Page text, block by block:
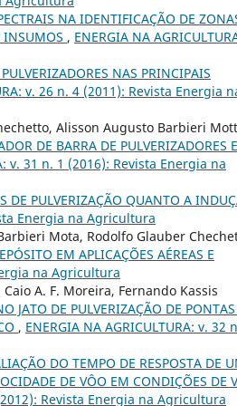
NA IDENTIFICAÇÃO DE
INSUMOS , ENERGIA NA
NAS PRINCIPAIS
v. 26 n. 4 (2011): Revista Energia
Alisson Augusto Barbieri
DE BARRA DE PULVERIZADORES
v. 31 n. 1 (2016): Revista Energia na
DE PULVERIZAÇÃO QUANTO A
Energia na Agricultura
Mota, Rodolfo Glauber
EM APLICAÇÕES AÉREAS E
na Agricultura
A. F. Moreira, Fernando Kassis
JATO DE PULVERIZAÇÃO DE PONTAS
, ENERGIA NA AGRICULTURA: v. 32
DO TEMPO DE RESPOSTA DE
DE VÔO EM CONDIÇÕES DE
Revista Energia na Agricultura